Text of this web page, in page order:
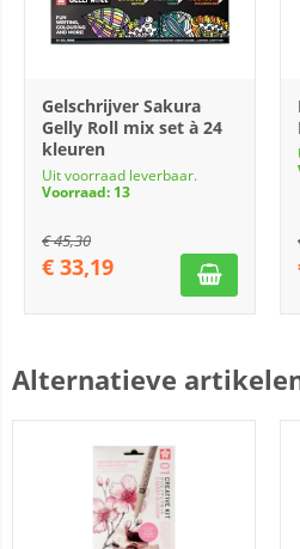
Gelschrijver Sakura
Gelly Roll mix set à 24
kleuren
Uit voorraad leverbaar.
Voorraad: 13
€45,30
€ 33,19
Alternatieve